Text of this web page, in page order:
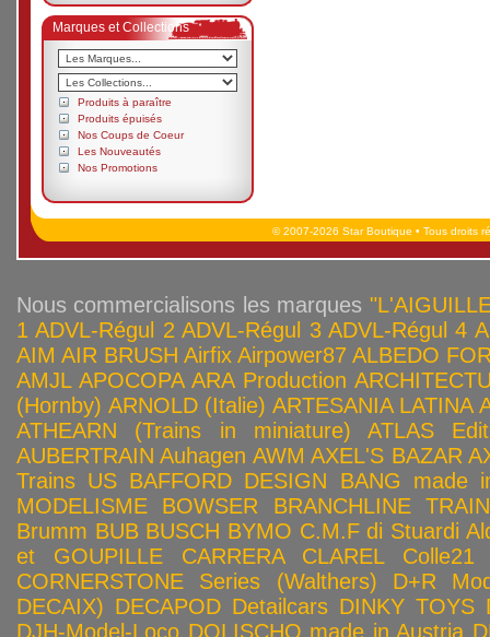
Marques et Collections
Produits à paraître
Produits épuisés
Nos Coups de Coeur
Les Nouveautés
Nos Promotions
© 2007-2026 Star Boutique • Tous droits
Nous commercialisons les marques
1 ADVL-Régul 2 ADVL-Régul 3 ADVL-Régul 4
AIM AIR BRUSH Airfix Airpower87 ALBEDO
AMJL APOCOPA ARA Production
(Hornby) ARNOLD (Italie) ARTESANIA LATINA
ATHEARN (Trains in miniature)
ATLAS
AUBERTRAIN Auhagen AWM AXEL'S BAZAR
Trains US BAFFORD DESIGN
BANG made
MODELISME
BOWSER
BRANCHLINE
Brumm BUB BUSCH BYMO C.M.F di Stuardi
et GOUPILLE
CARRERA CLAREL
Colle21
CORNERSTONE Series (Walthers)
D+R
DECAIX) DECAPOD Detailcars DINKY TOYS
DJH-Model-Loco DOLISCHO made in Austria